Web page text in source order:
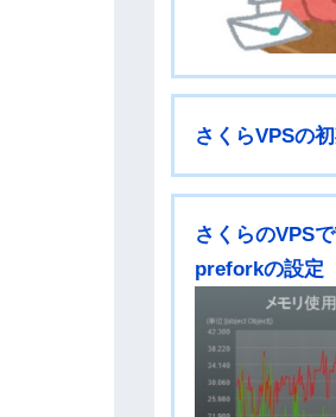
さくらVPSの
さくらのVPS
preforkの設定